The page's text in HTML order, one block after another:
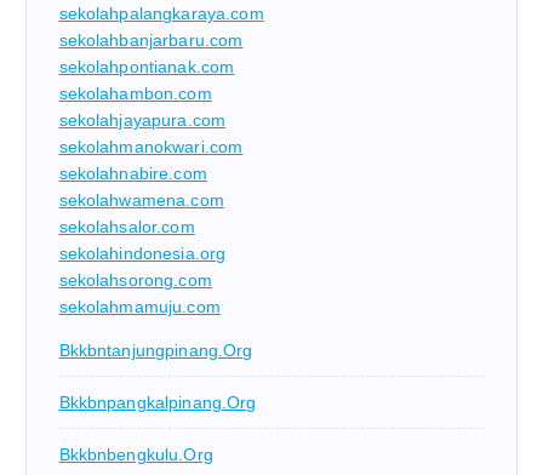
sekolahpalangkaraya.com
sekolahbanjarbaru.com
sekolahpontianak.com
sekolahambon.com
sekolahjayapura.com
sekolahmanokwari.com
sekolahnabire.com
sekolahwamena.com
sekolahsalor.com
sekolahindonesia.org
sekolahsorong.com
sekolahmamuju.com
Bkkbntanjungpinang.org
Bkkbnpangkalpinang.org
Bkkbnbengkulu.org